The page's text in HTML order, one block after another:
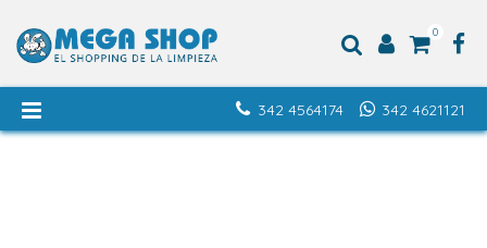
0
342 4621121
342 4564174